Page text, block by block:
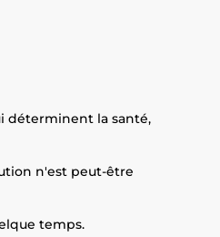
déterminent la santé,
n'est peut-être
temps.